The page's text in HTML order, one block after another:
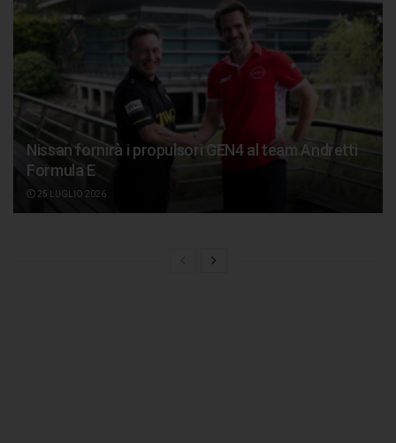
Nissan fornirà i propulsori GEN4 al team Andretti
Formula E
25 LUGLIO 2026